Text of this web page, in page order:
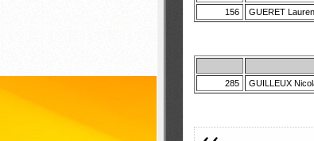
156
GUERET
285
GUILLEUX